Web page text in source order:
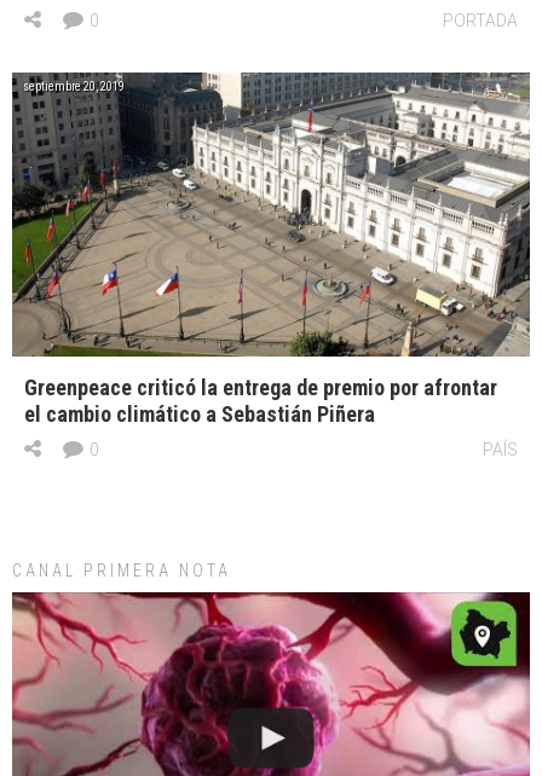
PORTADA
0
septiembre 20, 2019
Greenpeace criticó la entrega de premio por afrontar
el cambio climático a Sebastián Piñera
PAÍS
0
CANAL PRIMERA NOTA